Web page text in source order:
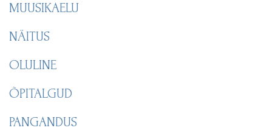
MUUSIKAELU
NÄITUS
OLULINE
ÕPITALGUD
PANGANDUS